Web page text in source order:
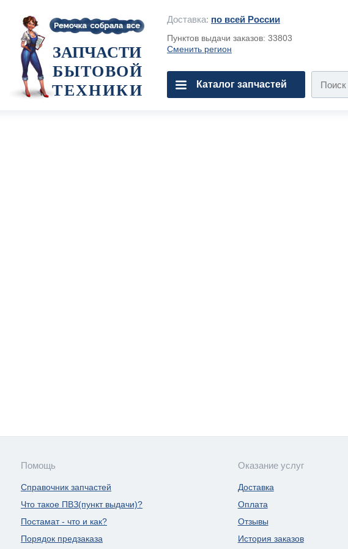
Доставка: по всей России
Пунктов выдачи заказов: 33803
Сменить регион
ЗАПЧАСТИ
БЫТОВОЙ
ТЕХНИКИ
Каталог запчастей
Помощь
Справочник запчастей
Что такое ПВЗ(пункт выдачи)?
Постамат - что и как?
Порядок предзаказа
Оказание услуг
Доставка
Оплата
Отзывы
История заказов